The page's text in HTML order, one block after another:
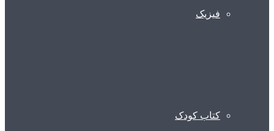
فیزیک
کتاب کودک